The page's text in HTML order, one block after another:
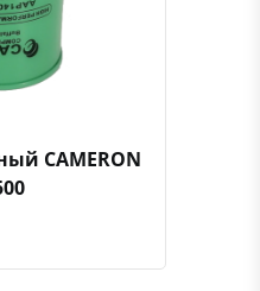
Добавить к сравнениюДобавить в избранное
CAMERON